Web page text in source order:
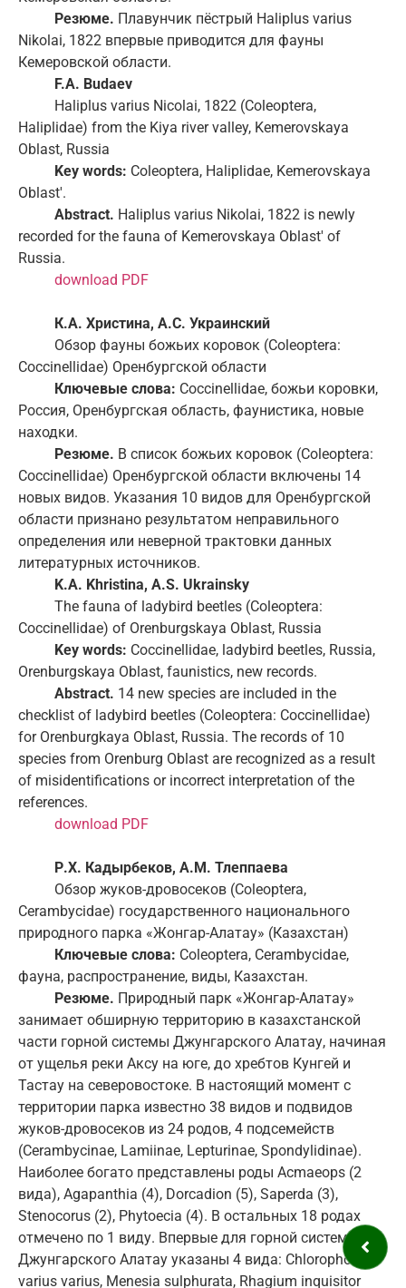
Резюме. Плавунчик пёстрый Haliplus varius
Nikolai, 1822 впервые приводится для фауны
Кемеровской области.
F.A. Budaev
Haliplus varius Nicolai, 1822 (Coleoptera,
Haliplidae) from the Kiya river valley, Kemerovskaya
Oblast, Russia
Key words: Coleoptera, Haliplidae, Kemerovskaya
Oblast'.
Abstract. Haliplus varius Nikolai, 1822 is newly
recorded for the fauna of Kemerovskaya Oblast' of
Russia.
download PDF
К.А. Христина, А.С. Украинский
Обзор фауны божьих коровок (Coleoptera:
Coccinellidae) Оренбургской области
Ключевые слова: Coccinellidae, божьи коровки,
Россия, Оренбургская область, фаунистика, новые
находки.
Резюме. В список божьих коровок (Coleoptera:
Coccinellidae) Оренбургской области включены 14
новых видов. Указания 10 видов для Оренбургской
области признано результатом неправильного
определения или неверной трактовки данных
литературных источников.
K.A. Khristina, A.S. Ukrainsky
The fauna of ladybird beetles (Coleoptera:
Coccinellidae) of Orenburgskaya Oblast, Russia
Key words: Coccinellidae, ladybird beetles, Russia,
Orenburgskaya Oblast, faunistics, new records.
Abstract. 14 new species are included in the
checklist of ladybird beetles (Coleoptera: Coccinellidae)
for Orenburgkaya Oblast, Russia. The records of 10
species from Orenburg Oblast are recognized as a result
of misidentifications or incorrect interpretation of the
references.
download PDF
Р.Х. Кадырбеков, А.М. Тлеппаева
Обзор жуков-дровосеков (Coleoptera,
Cerambycidae) государственного национального
природного парка «Жонгар-Алатау» (Казахстан)
Ключевые слова: Coleoptera, Cerambycidae,
фауна, распространение, виды, Казахстан.
Резюме. Природный парк «Жонгар-Алатау»
занимает обширную территорию в казахстанской
части горной системы Джунгарского Алатау, начиная
от ущелья реки Аксу на юге, до хребтов Кунгей и
Тастау на северовостоке. В настоящий момент с
территории парка известно 38 видов и подвидов
жуков-дровосеков из 24 родов, 4 подсемейств
(Cerambycinae, Lamiinae, Lepturinae, Spondylidinae).
Наиболее богато представлены роды Acmaeops (2
вида), Agapanthia (4), Dorcadion (5), Saperda (3),
Stenocorus (2), Phytoecia (4). В остальных 18 родах
отмечено по 1 виду. Впервые для горной системы
Джунгарского Алатау указаны 4 вида: Chlorophorus
varius varius, Menesia sulphurata, Rhagium inquisitor